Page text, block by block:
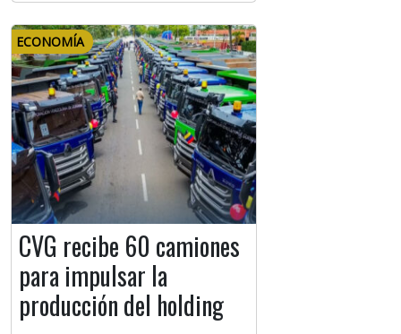
ECONOMÍA
CVG recibe 60 camiones
para impulsar la
producción del holding